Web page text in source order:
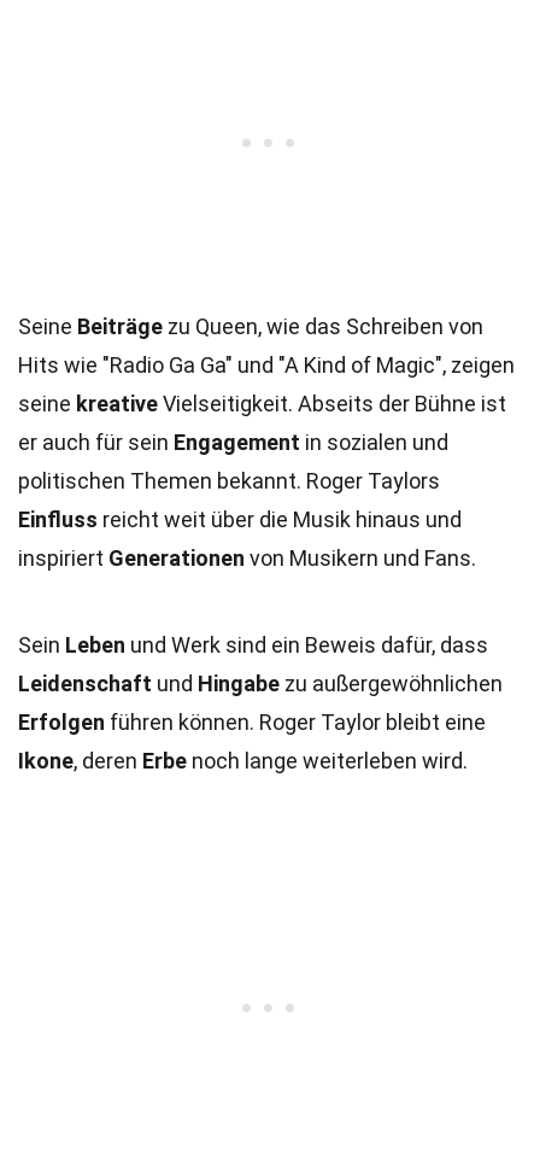
Seine Beiträge zu Queen, wie das Schreiben von
Hits wie "Radio Ga Ga" und "A Kind of Magic", zeigen
seine kreativeVielseitigkeit. Abseits der Bühne ist
er auch für sein Engagement in sozialen und
politischen Themen bekannt. Roger Taylors
Einfluss reicht weit über die Musik hinaus und
inspiriert Generationen von Musikern und Fans.
Sein Leben und Werk sind ein Beweis dafür, dass
Leidenschaft und Hingabe zu außergewöhnlichen
Erfolgen führen können. Roger Taylor bleibt eine
Ikone, deren Erbe noch lange weiterleben wird.